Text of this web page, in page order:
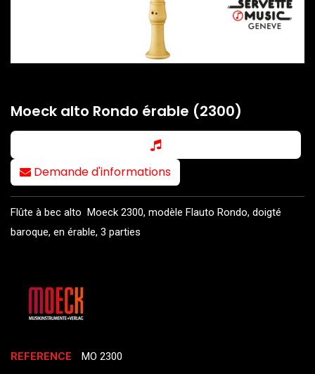
Moeck alto Rondo érable (2300)
Demande d'informations
Flûte à bec alto Moeck 2300, modèle Flauto Rondo, doigté
baroque, en érable, 3 parties
REFERENCE MO 2300